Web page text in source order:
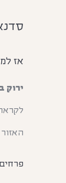
אז
ירוק